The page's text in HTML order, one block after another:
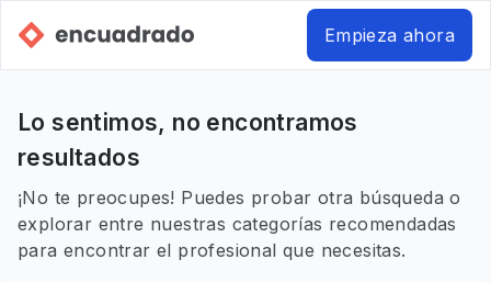
Empieza ahora
Lo sentimos, no encontramos
resultados
¡No te preocupes! Puedes probar otra búsqueda o
explorar entre nuestras categorías recomendadas
para encontrar el profesional que necesitas.